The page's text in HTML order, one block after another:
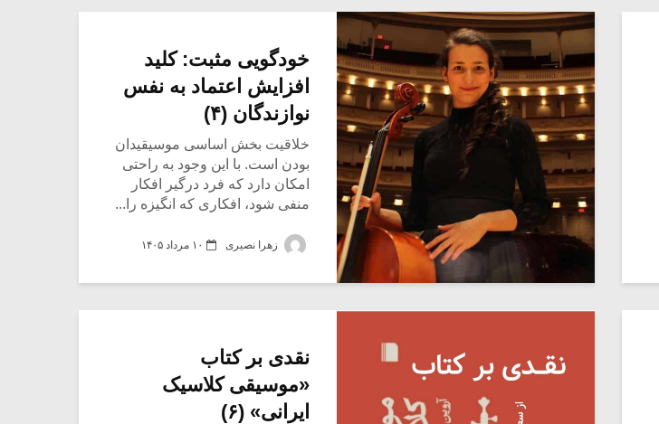
خودگویی مثبت: کلید
افزایش اعتماد به نفس
نوازندگان (۴)
خلاقیت بخش اساسی موسیقیدان
بودن است. با این وجود به راحتی
امکان دارد که فرد درگیر افکار
منفی شود، افکاری که انگیزه را...
زهرا نصیری ۱۰ مرداد ۱۴۰۵
نقدی بر کتاب
«موسیقی کلاسیک
ایرانی» (۶)